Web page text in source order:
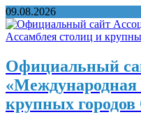
09.08.2026
Официальный
«Международная
крупных